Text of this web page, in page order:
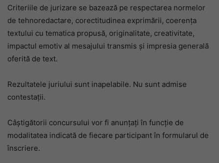
Criteriile de jurizare se bazează pe respectarea normelor
de tehnoredactare, corectitudinea exprimării, coerența
textului cu tematica propusă, originalitate, creativitate,
impactul emotiv al mesajului transmis și impresia generală
oferită de text.
Rezultatele juriului sunt inapelabile. Nu sunt admise
contestații.
Câștigătorii concursului vor fi anunțați în funcție de
modalitatea indicată de fiecare participant în formularul de
înscriere.